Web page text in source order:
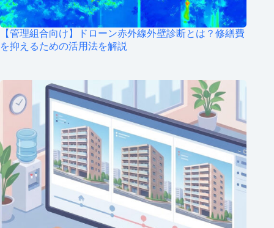
【管理組合向け】ドローン赤外線外壁診断とは？修繕費
を抑えるための活用法を解説